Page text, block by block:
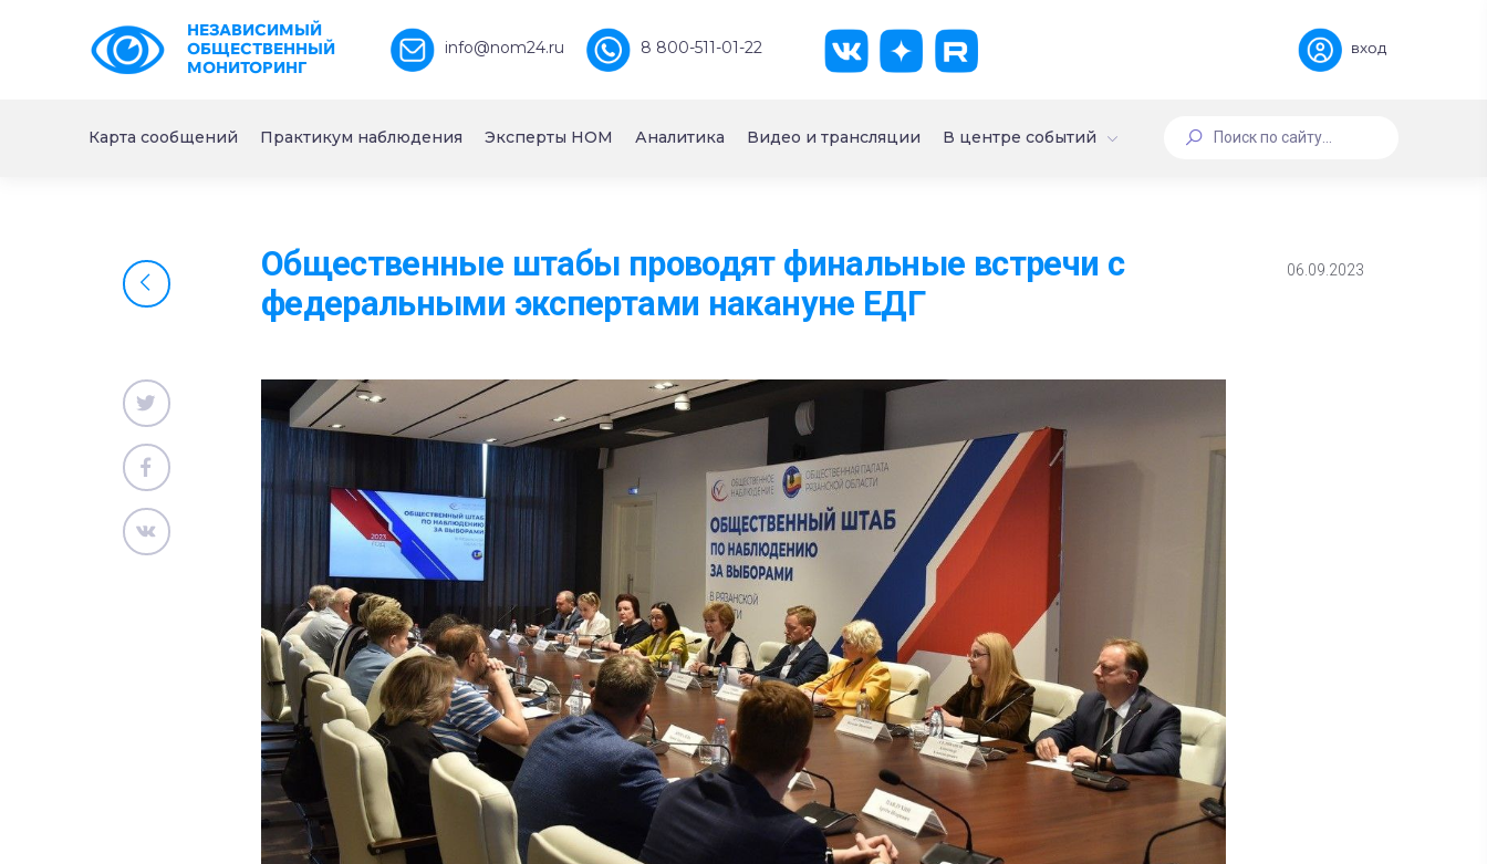
НЕЗАВИСИМЫЙ
ОБЩЕСТВЕННЫЙ
МОНИТОРИНГ
info@nom24.ru 8 800-511-01-22 вход
Карта сообщений Практикум наблюдения Эксперты НОМ Аналитика Видео и трансляции В центре событий
Общественные штабы проводят финальные встречи с
федеральными экспертами накануне ЕДГ
06.09.2023